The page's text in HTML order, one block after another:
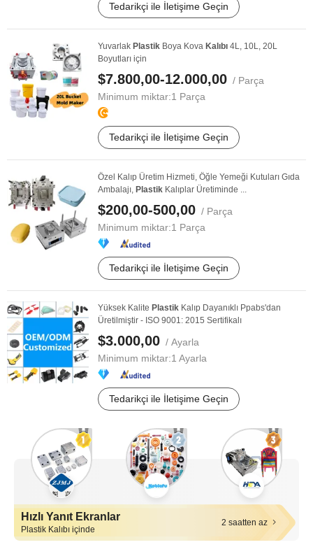
Tedarikçi ile İletişime Geçin
Yuvarlak Plastik Boya Kova Kalıbı 4L, 10L, 20L
Boyutları için
$7.800,00-12.000,00 / Parça
Minimum miktar:1 Parça
Tedarikçi ile İletişime Geçin
Özel Kalıp Üretim Hizmeti, Öğle Yemeği Kutuları Gıda
Ambalajı, Plastik Kalıplar Üretiminde ...
$200,00-500,00 / Parça
Minimum miktar:1 Parça
Tedarikçi ile İletişime Geçin
Yüksek Kalite Plastik Kalıp Dayanıklı Ppabs'dan
Üretilmiştir - ISO 9001: 2015 Sertifikalı
$3.000,00 / Ayarla
Minimum miktar:1 Ayarla
Tedarikçi ile İletişime Geçin
Hızlı Yanıt Ekranlar
Plastik Kalıbı içinde
2 saatten az